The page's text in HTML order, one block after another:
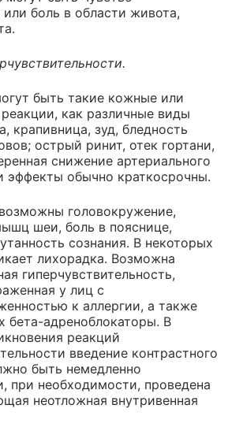
боль в области живота,
быть такие кожные или
как различные виды
крапивница, зуд, бледность
острый ринит, отек гортани,
снижение артериального
эффекты обычно краткосрочны.
головокружение,
шеи, боль в пояснице,
сознания. В некоторых
лихорадка. Возможна
гиперчувствительность,
у лиц с
к аллергии, а также
адреноблокаторы. В
реакций
введение контрастного
быть немедленно
при необходимости, проведена
неотложная внутривенная